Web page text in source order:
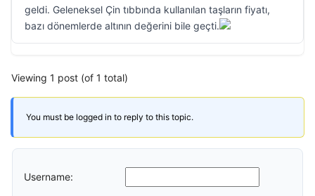
geldi. Geleneksel Çin tıbbında kullanılan taşların fiyatı,
bazı dönemlerde altının değerini bile geçti.
Viewing 1 post (of 1 total)
You must be logged in to reply to this topic.
Username: